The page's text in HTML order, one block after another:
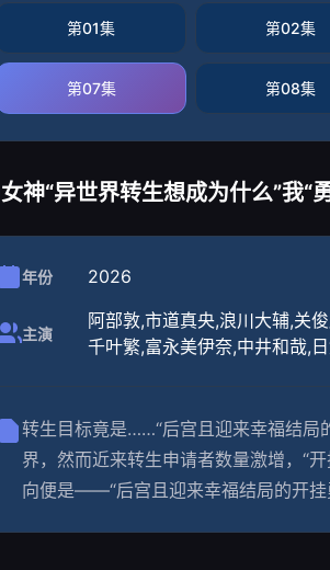
第01集 第02集
第07集 第08集
女神“异世界转生想成为什么”我“
年份 2026
主演
阿部敦,市道真央,浪川大辅,关
千叶繁,富永美伊奈,中井和哉,
转生目标竟是……“后宫且迎来幸福结局
界，然而近来转生申请者数量激增，“
向便是——“后宫且迎来幸福结局的开挂